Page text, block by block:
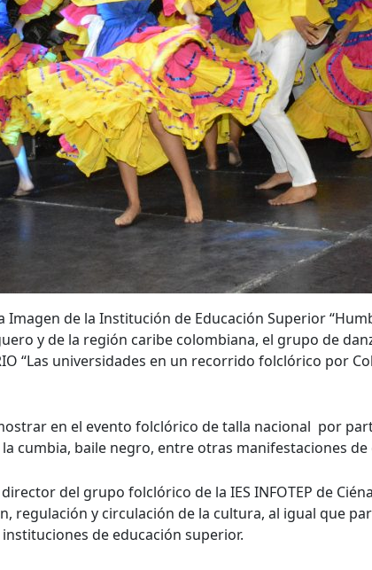
de la Institución de Educación Superior
y de la región caribe colombiana, el grupo de
“Las universidades en un recorrido folclórico por
en el evento folclórico de talla nacional por
cumbia, baile negro, entre otras manifestaciones
del grupo folclórico de la IES INFOTEP de
regulación y circulación de la cultura, al igual que
de educación superior.